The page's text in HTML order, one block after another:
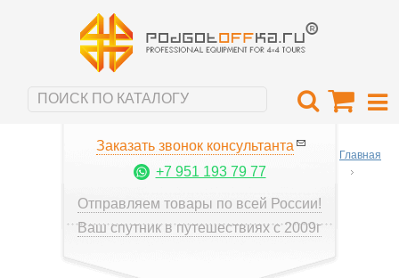
Заказать звонок консультанта
+7 951 193 79 77
Отправляем товары по всей России!
Ваш спутник в путешествиях с 2009г
Главная